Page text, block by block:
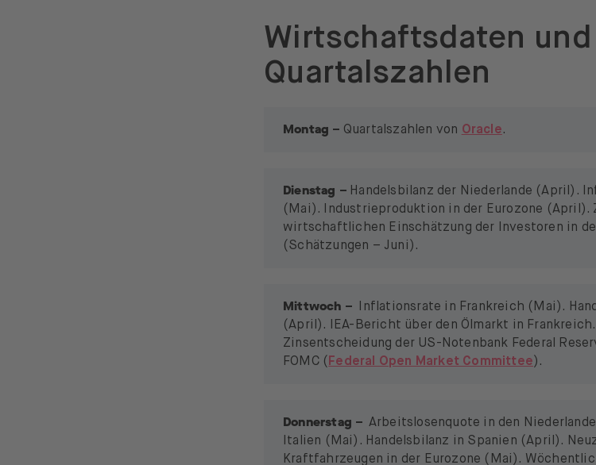
Wirtschaftsdaten und
Quartalszahlen
Montag – Quartalszahlen von Oracle.
Dienstag – Handelsbilanz der Niederlande (April).
(Mai). Industrieproduktion in der Eurozone (April).
wirtschaftlichen Einschätzung der Investoren in
(Schätzungen – Juni).
Mittwoch – Inflationsrate in Frankreich (Mai).
(April). IEA-Bericht über den Ölmarkt in
Zinsentscheidung der US-Notenbank Federal
FOMC ( Federal Open Market Committee ).
Donnerstag – Arbeitslosenquote in den
Italien (Mai). Handelsbilanz in Spanien (April).
Kraftfahrzeugen in der Eurozone (Mai).